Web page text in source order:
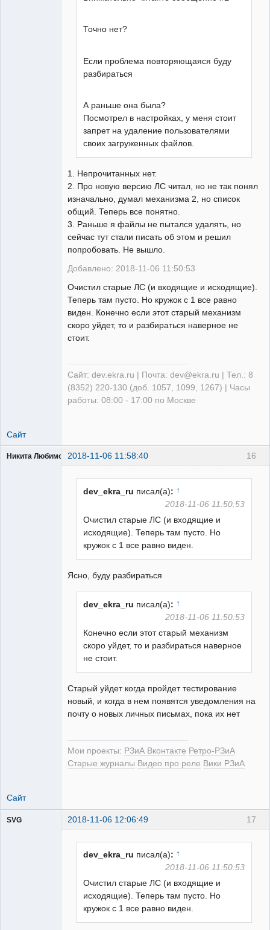
Точно нет?
Если проблема повторяющаяся буду
разбираться
А раньше она была?
Посмотрел в настройках, у меня стоит
запрет на удаление пользователями
своих загруженных файлов.
1. Непрочитанных нет.
2. Про новую версию ЛС читал, но не так понял
изначально, думал механизма 2, но список
общий. Теперь все понятно.
3. Раньше я файлы не пытался удалять, но
сейчас тут стали писать об этом и решил
попробовать. Не вышло.
Добавлено: 2018-11-06 11:50:53
Очистил старые ЛС (и входящие и исходящие).
Теперь там пусто. Но кружок с 1 все равно
виден. Конечно если этот старый механизм
скоро уйдет, то и разбираться наверное не
стоит.
Сайт: dev.ekra.ru | Почта: dev@ekra.ru | Тел.: 8
(8352) 220-130 (доб. 1057, 1099, 1267) | Часы
работы: 08:00 - 17:00 по Москве
Сайт
16
Никита Любимов 2018-11-06 11:58:40
dev_ekra_ru писал(а): ↑
2018-11-06 11:50:53
Очистил старые ЛС (и входящие и
исходящие). Теперь там пусто. Но
кружок с 1 все равно виден.
Ясно, буду разбираться
dev_ekra_ru писал(а): ↑
2018-11-06 11:50:53
Конечно если этот старый механизм
скоро уйдет, то и разбираться наверное
не стоит.
Старый уйдет когда пройдет тестирование
новый, и когда в нем появятся уведомления на
почту о новых личных письмах, пока их нет
Мои проекты: РЗиА Вконтакте Ретро-РЗиА
Старые журналы Видео про реле Вики РЗиА
Сайт
17
SVG 2018-11-06 12:06:49
dev_ekra_ru писал(а): ↑
2018-11-06 11:50:53
Очистил старые ЛС (и входящие и
исходящие). Теперь там пусто. Но
кружок с 1 все равно виден.